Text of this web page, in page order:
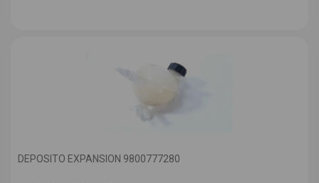
DEPOSITO EXPANSION 9800777280